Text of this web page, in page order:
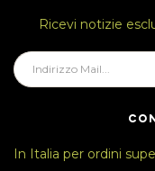
Ricevi notizie
In Italia per ordini